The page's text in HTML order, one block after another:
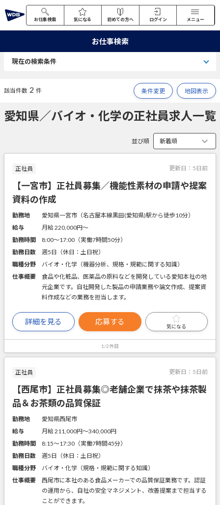
お仕事検索 気になる 初めての方へ ログイン メニュー
お仕事検索
現在の検索条件
該当件数 2 件 条件変更 地図表示
愛知県／バイオ・化学の正社員求人一覧
並び順
正社員 更新日： 5日前
【一宮市】正社員募集／機能性素材の申請や提案
資料の作成
勤務地
愛知県一宮市（名古屋本線黒田(愛知県)駅から徒歩10分）
給与
月給 220,000円〜
勤務時間
8:00～17:00（実働7時間50分）
勤務日数
週5日（休日：土日祝）
職種分野
バイオ・化学（機器分析、規格・規範に関する知識）
仕事概要
食品や化粧品、医薬品の原料などを開発している愛知本社の地
元企業です。自社開発した製品の申請業務や論文作成、提案資
料作成などの業務を担当します。
詳細を見る 応募する
気になる
1/2件目
正社員 更新日： 5日前
【西尾市】正社員募集◎老舗企業で抹茶や抹茶製
品＆お茶類の品質保証
勤務地
愛知県西尾市
給与
月給 211,000円〜340,000円
勤務時間
8:15～17:30（実働7時間45分）
勤務日数
週5日（休日：土日祝）
職種分野
バイオ・化学（規格・規範に関する知識）
仕事概要
西尾市に本社のある食品メーカーでの品質保証業務です。認証
の運用から、自社の安全マネジメント、改善提案まで担当する
ことができます。